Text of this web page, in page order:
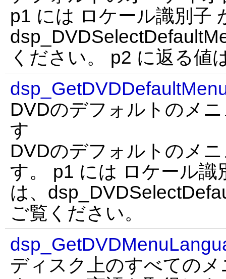
p1 には ロケール識別子
ください。 p2 に返る値
DVDのデフォルトのメ
す
DVDのデフォルトのメ
す。 p1 には ロケール識
は、
ご覧ください。
ディスク上のすべての